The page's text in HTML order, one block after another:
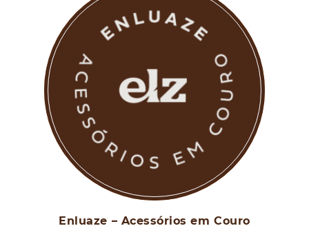
Enluaze – Acessórios em Couro